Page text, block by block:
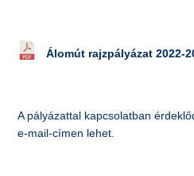
Álomút rajzpályázat 2022-
A pályázattal kapcsolatban
e-mail-címen lehet.